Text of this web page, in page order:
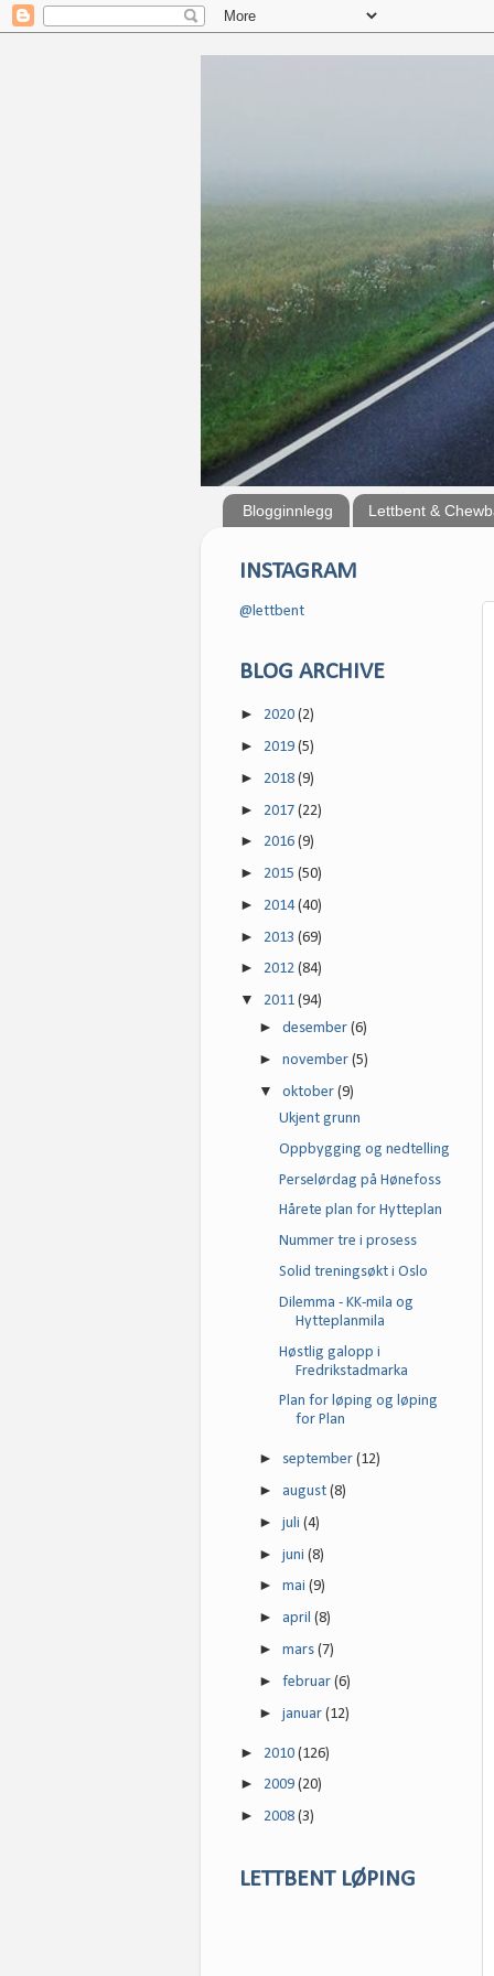
Blogginnlegg Lettbent &
INSTAGRAM
@lettbent
BLOG ARCHIVE
► 2020 (2)
► 2019 (5)
► 2018 (9)
► 2017 (22)
► 2016 (9)
► 2015 (50)
► 2014(40)
► 2013 (69)
► 2012 (84)
▼ 2011 (94)
►desember(6)
►november(5)
▼oktober(9)
Ukjent grunn
Oppbygging og nedtelling
Perselørdag på Hønefoss
Hårete plan for Hytteplan
Nummer tre i prosess
Solid treningsøkt i Oslo
Dilemma - KK-mila og
Hytteplanmila
Høstlig galopp i
Fredrikstadmarka
Plan for løping og løping
for Plan
► september(12)
►august(8)
►juli(4)
►juni(8)
►mai(9)
►april(8)
►mars(7)
►februar(6)
►januar(12)
► 2010 (126)
► 2009 (20)
► 2008 (3)
LETTBENT LØPING